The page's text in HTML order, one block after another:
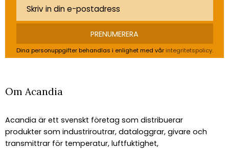
PRENUMERERA
Dina personuppgifter behandlas i enlighet med vår integritetspolicy.
Om Acandia
Acandia är ett svenskt företag som distribuerar
produkter som industriroutrar, dataloggrar, givare och
transmittrar för temperatur, luftfuktighet,